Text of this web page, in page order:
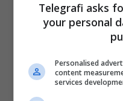
Telegrafi asks
your personal
Personalised
content
services